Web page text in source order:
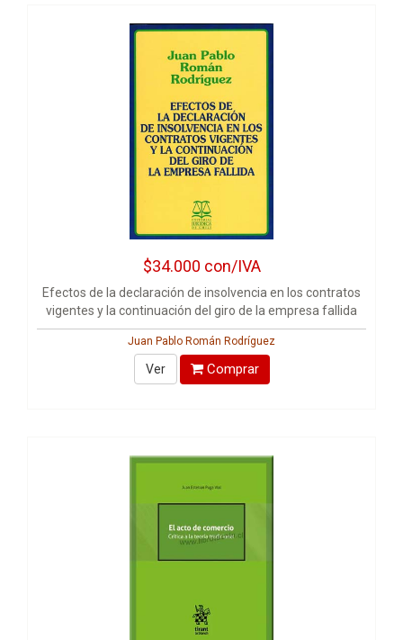
$34.000 con/IVA
Efectos de la declaración de insolvencia en los contratos
vigentes y la continuación del giro de la empresa fallida
Juan Pablo Román Rodríguez
Ver Comprar